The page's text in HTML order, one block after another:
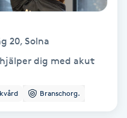
20, Solna
dig med akut
Branschorg.